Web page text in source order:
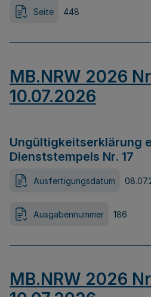
Seite 448
MB.NRW 2026
10.07.2026
Ungültigkeitserklärung
Dienststempels Nr. 17
Ausfertigungsdatum
Ausgabennummer 186
MB.NRW 2026